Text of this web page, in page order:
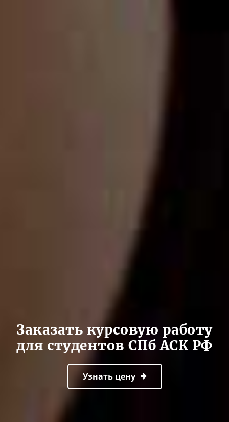
Заказать курсовую работу
для студентов СПб АСК РФ
Узнать цену